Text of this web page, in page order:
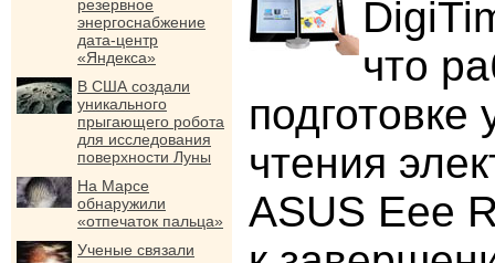
резервное
энергоснабжение
дата-центр
«Яндекса»
В США создали
уникального
прыгающего робота
для исследования
поверхности Луны
На Марсе
обнаружили
«отпечаток пальца»
Ученые связали
что
подготовке
чтения
ASUS Eee